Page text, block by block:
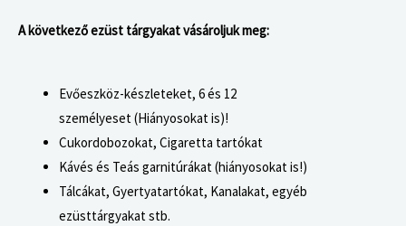
A következő ezüst tárgyakat vásároljuk meg:
Evőeszköz-készleteket, 6 és 12
személyeset (Hiányosokat is)!
Cukordobozokat, Cigaretta tartókat
Kávés és Teás garnitúrákat (hiányosokat is!)
Tálcákat, Gyertyatartókat, Kanalakat, egyéb
ezüsttárgyakat stb.